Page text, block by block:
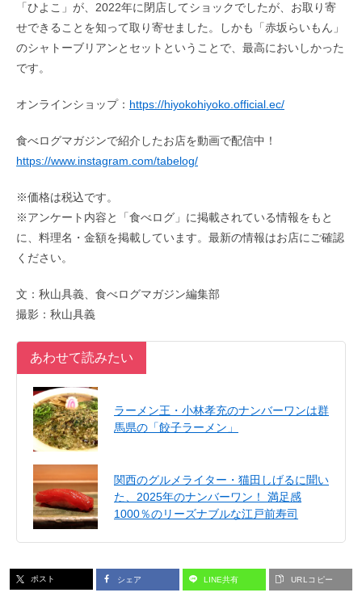
「ひよこ」が、2022年に閉店してショックでしたが、お取り寄
せできることを知って取り寄せました。しかも「赤坂らいもん」
のシャトーブリアンとセットということで、最高においしかった
です。
オンラインショップ： https://hiyokohiyoko.official.ec/
食べログマガジンで紹介したお店を動画で配信中！
https://www.instagram.com/tabelog/
※価格は税込です。
※アンケート内容と「食べログ」に掲載されている情報をもと
に、料理名・金額を掲載しています。最新の情報はお店にご確認
ください。
文：秋山具義、食べログマガジン編集部
撮影：秋山具義
あわせて読みたい
ラーメン王・小林孝充のナンバーワンは群
馬県の「餃子ラーメン」
関西のグルメライター・猫田しげるに聞い
た、2025年のナンバーワン！ 満足感
1000％のリーズナブルな江戸前寿司
ポスト シェア LINE共有 URLコピー